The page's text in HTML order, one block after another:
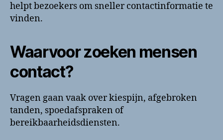
helpt bezoekers om sneller contactinformatie te
vinden.
Waarvoor zoeken mensen
contact?
Vragen gaan vaak over kiespijn, afgebroken
tanden, spoedafspraken of
bereikbaarheidsdiensten.